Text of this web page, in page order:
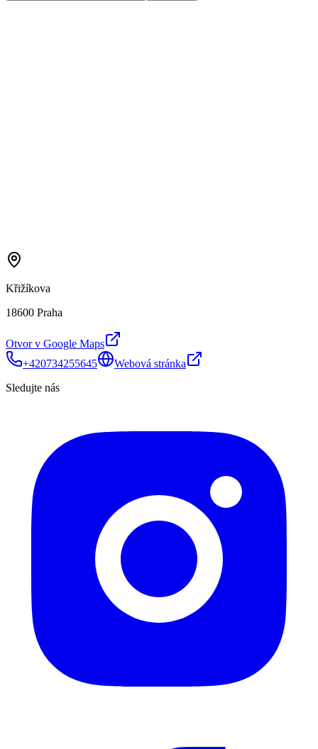
Křižíkova
18600 Praha
Otvor v Google Maps
+420734255645
Webová stránka
Sledujte nás